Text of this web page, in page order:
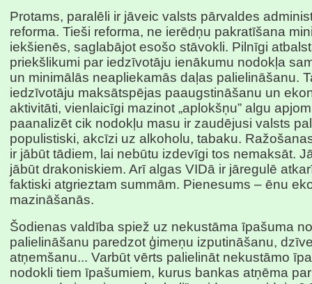
Protams, paralēli ir jāveic valsts pārvaldes
reforma. Tieši reforma, ne ierēdņu pakratīšana
iekšienēs, saglabājot esošo stāvokli. Pilnīgi
priekšlikumi par iedzīvotāju ienākumu nodokļa
un minimālās neapliekamās daļas palielināšanu.
iedzīvotāju maksātspējas paaugstināšanu un
aktivitāti, vienlaicīgi mazinot „aplokšņu” algu
paanalizēt cik nodokļu masu ir zaudējusi valsts
populistiski, akcīzi uz alkoholu, tabaku.
ir jābūt tādiem, lai nebūtu izdevīgi tos nemaksāt.
jābūt drakoniskiem. Arī algas VIDā ir jāregulē
faktiski atgrieztam summām. Pienesums – ēnu
mazināšanās.
Šodienas valdība spiež uz nekustāma īpašuma
palielināšanu paredzot ģimeņu izputināšanu,
atņemšanu... Varbūt vērts palielināt nekustāmo
nodokli tiem īpašumiem, kurus bankas atņēma